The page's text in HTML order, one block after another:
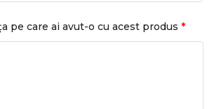
pe care ai avut-o cu acest produs *